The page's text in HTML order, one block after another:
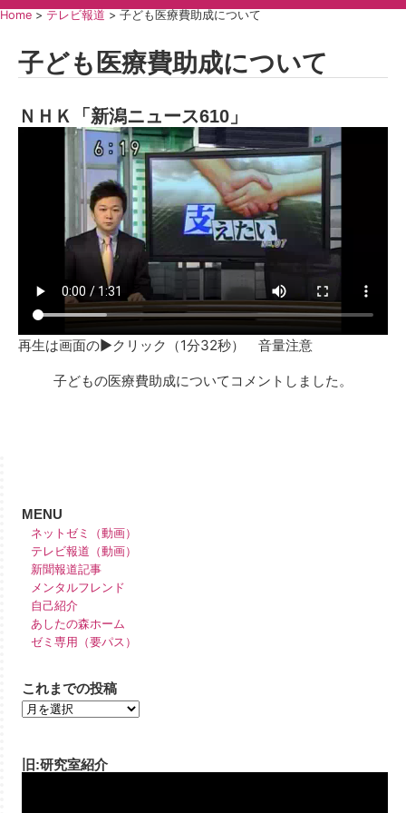
Home > テレビ報道 > 子ども医療費助成について
子ども医療費助成について
ＮＨＫ「新潟ニュース610」
再生は画面の▶クリック（1分32秒） 音量注意
子どもの医療費助成についてコメントしました。
MENU
ネットゼミ（動画）
テレビ報道（動画）
新聞報道記事
メンタルフレンド
自己紹介
あしたの森ホーム
ゼミ専用（要パス）
これまでの投稿
旧:研究室紹介
動